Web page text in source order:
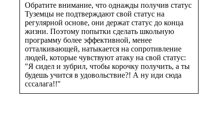
Обратите внимание, что однажды получив статус
Туземцы не подтверждают свой статус на
регулярной основе, они держат статус до конца
жизни. Поэтому попытки сделать школьную
программу более эффективной, менее
отталкивающей, натыкается на сопротивление
людей, которые чувствуют атаку на свой статус:
"Я сидел и зубрил, чтобы корочку получить, а ты
будешь учится в удовольствие?! А ну иди сюда
сссалага!!"